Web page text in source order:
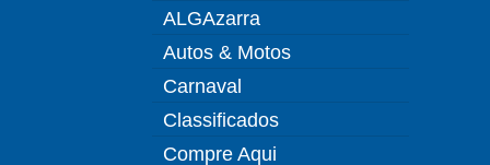
ALGAzarra
Autos & Motos
Carnaval
Classificados
Compre Aqui